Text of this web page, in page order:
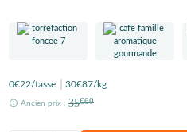
0€22/tasse 30€87/kg
Ancien prix : 35€60